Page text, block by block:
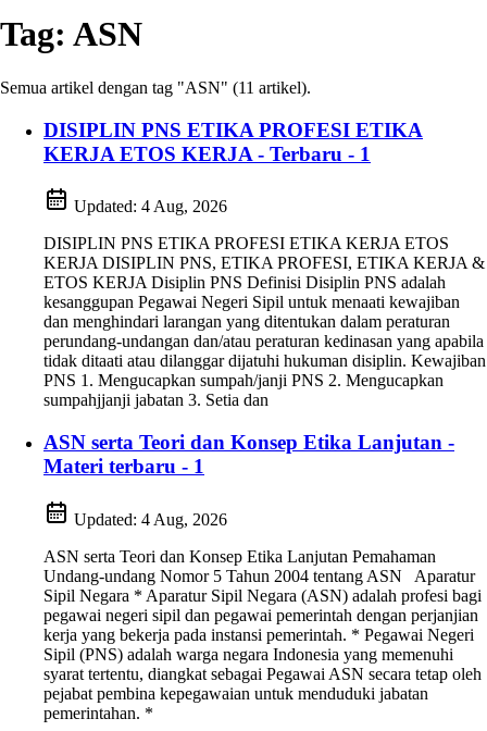
Tag: ASN
Semua artikel dengan tag "ASN" (11 artikel).
DISIPLIN PNS ETIKA PROFESI ETIKA
KERJA ETOS KERJA - Terbaru - 1
Updated: 4 Aug, 2026
DISIPLIN PNS ETIKA PROFESI ETIKA KERJA ETOS
KERJA DISIPLIN PNS, ETIKA PROFESI, ETIKA KERJA &
ETOS KERJA Disiplin PNS Definisi Disiplin PNS adalah
kesanggupan Pegawai Negeri Sipil untuk menaati kewajiban
dan menghindari larangan yang ditentukan dalam peraturan
perundang-undangan dan/atau peraturan kedinasan yang apabila
tidak ditaati atau dilanggar dijatuhi hukuman disiplin. Kewajiban
PNS 1. Mengucapkan sumpah/janji PNS 2. Mengucapkan
sumpahjjanji jabatan 3. Setia dan
ASN serta Teori dan Konsep Etika Lanjutan -
Materi terbaru - 1
Updated: 4 Aug, 2026
ASN serta Teori dan Konsep Etika Lanjutan Pemahaman
Undang-undang Nomor 5 Tahun 2004 tentang ASN Aparatur
Sipil Negara * Aparatur Sipil Negara (ASN) adalah profesi bagi
pegawai negeri sipil dan pegawai pemerintah dengan perjanjian
kerja yang bekerja pada instansi pemerintah. * Pegawai Negeri
Sipil (PNS) adalah warga negara Indonesia yang memenuhi
syarat tertentu, diangkat sebagai Pegawai ASN secara tetap oleh
pejabat pembina kepegawaian untuk menduduki jabatan
pemerintahan. *